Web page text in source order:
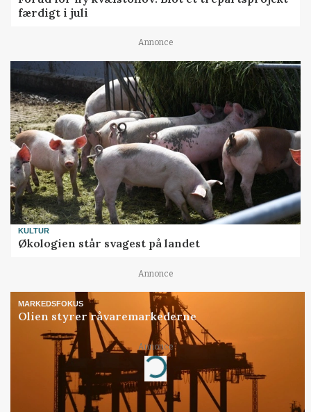
færdigt i juli
Annonce
KULTUR
Økologien står svagest på landet
Annonce
MARKEDSFOKUS
Olien styrer råvaremarkederne
Annonce
Loading...